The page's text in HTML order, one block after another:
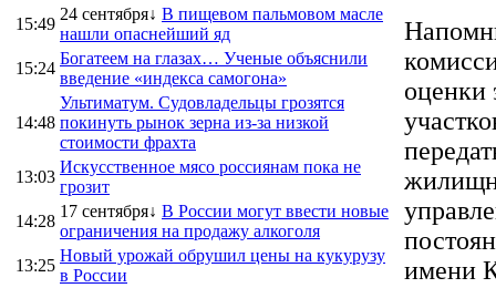
15:49
24 сентября↓ В пищевом пальмовом масле
нашли опаснейший яд
15:24
Богатеем на глазах… Ученые объяснили
введение «индекса самогона»
14:48
Ультиматум. Судовладельцы грозятся
покинуть рынок зерна из-за низкой
стоимости фрахта
13:03
Искусственное мясо россиянам пока не
грозит
14:28
17 сентября↓ В России могут ввести новые
ограничения на продажу алкоголя
13:25
Новый урожай обрушил цены на кукурузу
в России
оценки
имени